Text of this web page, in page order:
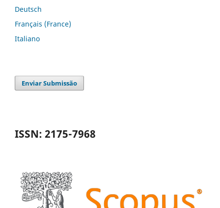
Deutsch
Français (France)
Italiano
Enviar Submissão
ISSN: 2175-7968